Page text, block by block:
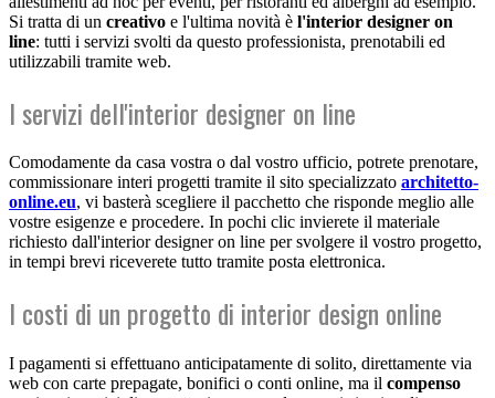
Si tratta di un creativo e l'ultima novità è l'interior designer on
line: tutti i servizi svolti da questo professionista, prenotabili ed
utilizzabili tramite web.
I servizi dell'interior designer on line
Comodamente da casa vostra o dal vostro ufficio, potrete prenotare,
commissionare interi progetti tramite il sito specializzato architetto-
online.eu, vi basterà scegliere il pacchetto che risponde meglio alle
vostre esigenze e procedere. In pochi clic invierete il materiale
richiesto dall'interior designer on line per svolgere il vostro progetto,
in tempi brevi riceverete tutto tramite posta elettronica.
I costi di un progetto di interior design online
I pagamenti si effettuano anticipatamente di solito, direttamente via
web con carte prepagate, bonifici o conti online, ma il compenso